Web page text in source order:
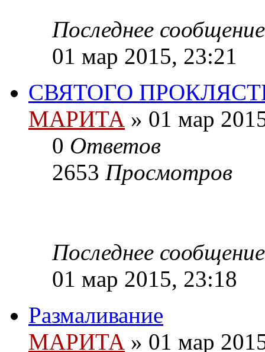
Последнее сообщение
01 мар 2015, 23:21
СВЯТОГО
МАРИТА » 01 мар
0 Ответов
2653 Просмотров
Последнее сообщение
01 мар 2015, 23:18
Размаливание
МАРИТА » 01 мар